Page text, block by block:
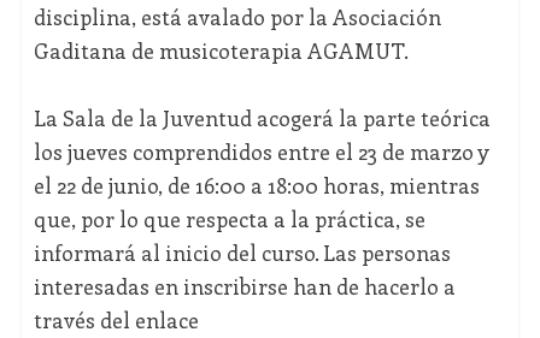
disciplina, está avalado por la Asociación
Gaditana de musicoterapia AGAMUT.
La Sala de la Juventud acogerá la parte teórica
los jueves comprendidos entre el 23 de marzo y
el 22 de junio, de 16:00 a 18:00 horas, mientras
que, por lo que respecta a la práctica, se
informará al inicio del curso. Las personas
interesadas en inscribirse han de hacerlo a
través del enlace